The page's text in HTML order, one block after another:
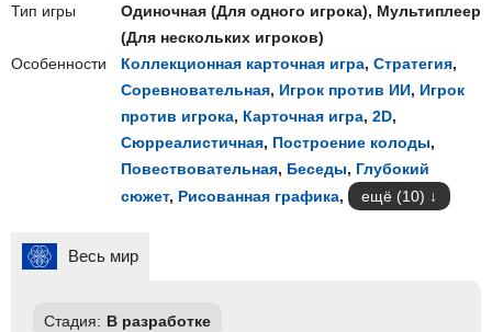
Тип игры
Одиночная (Для одного игрока), Мультиплеер
(Для нескольких игроков)
Особенности
Коллекционная карточная игра, Стратегия,
Соревновательная, Игрок против ИИ, Игрок
против игрока, Карточная игра, 2D,
Сюрреалистичная, Построение колоды,
Повествовательная, Беседы, Глубокий
сюжет, Рисованная графика, ещё (10)
Весь мир
Стадия: В разработке